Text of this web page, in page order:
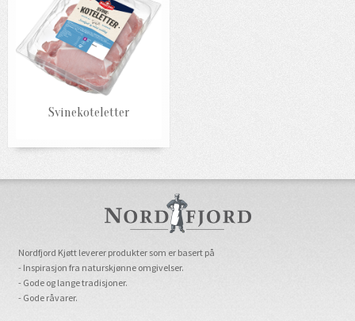
Svinekoteletter
Nordfjord Kjøtt leverer produkter som er basert på
- Inspirasjon fra naturskjønne omgivelser.
- Gode og lange tradisjoner.
- Gode råvarer.